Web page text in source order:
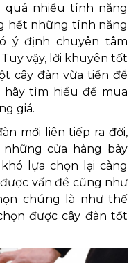
quá nhiều tính năng
hết những tính năng
ý định chuyên tâm
vậy, lời khuyên tốt
cây đàn vừa tiền để
hãy tìm hiểu để mua
giá.
mới liên tiếp ra đời,
cửa hàng bày
lựa chọn lại càng
vấn đề cũng như
chúng là như thế
được cây đàn tốt